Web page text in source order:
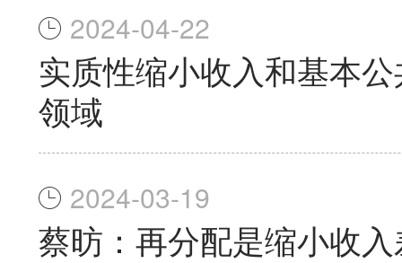
2024-04-22
实质性缩小收入和基本
领域
2024-03-19
蔡昉：再分配是缩小收